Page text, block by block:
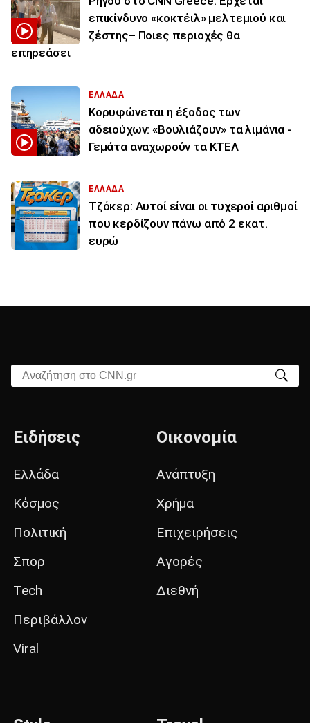
επικίνδυνο «κοκτέιλ» μελτεμιού και
ζέστης– Ποιες περιοχές θα
επηρεάσει
ΕΛΛΑΔΑ
Κορυφώνεται η έξοδος των
αδειούχων: «Βουλιάζουν» τα λιμάνια -
Γεμάτα αναχωρούν τα ΚΤΕΛ
ΕΛΛΑΔΑ
Τζόκερ: Αυτοί είναι οι τυχεροί αριθμοί
που κερδίζουν πάνω από 2 εκατ.
ευρώ
Αναζήτηση στο CNN.gr
Ειδήσεις
Ελλάδα
Κόσμος
Πολιτική
Σπορ
Tech
Περιβάλλον
Viral
Οικονομία
Ανάπτυξη
Χρήμα
Επιχειρήσεις
Αγορές
Διεθνή